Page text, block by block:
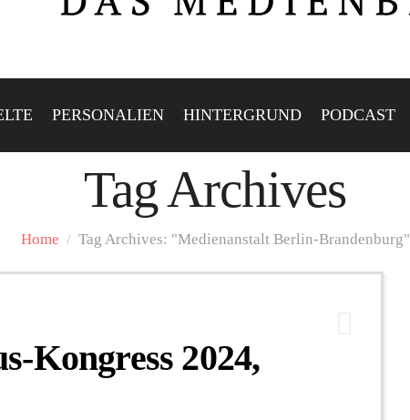
PERSONALIEN HINTERGRUND PODCAST
Tag Archives
Home / Tag Archives: "Medienanstalt Berlin-Brandenburg"
Kongress 2024,